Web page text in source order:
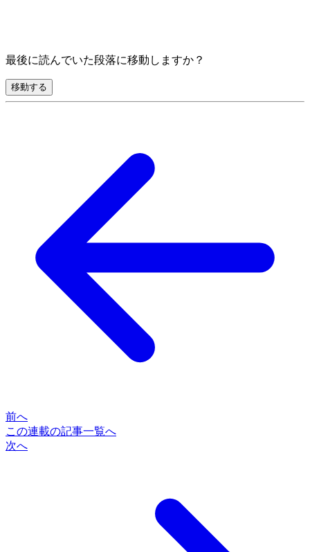
最後に読んでいた段落に移動しますか？
移動する
前へ
この連載の記事一覧へ
次へ